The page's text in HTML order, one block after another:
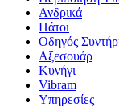
Ανδρικά
Πάτοι
Οδηγός
Αξεσουάρ
Κυνήγι
Vibram
Υπηρεσίες